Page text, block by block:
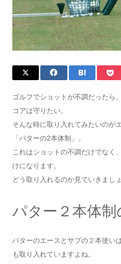
ゴルフでショットが不調だったら
コアは守りたい。
そんな時に取り入れてみたいのが
「パターの2本体制」。
これはショットの不調だけでなく
けになります。
どう取り入れるのか見ていきましょ
パター２本体制
パターのエースとサブの２本使い
も取り入れていますよね。